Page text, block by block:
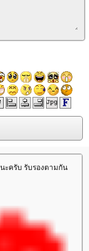
ะครับ รับรองตามกัน